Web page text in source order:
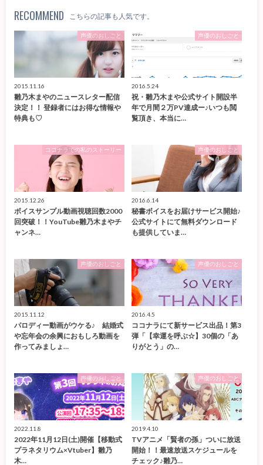
RECOMMEND こちらの記事も人気です。
声優のおしごと
2015.11.16
雛乃木まやのニュースレター配信
決定！！ 登録者にはお得な情報や
特典も♡
声優のおしごと
2016.5.24
祝・雛乃木まや公式サイト開設半
年で月間２万PV達成ー♪いつも閲
覧頂き、本当に…
ココナラでの私のストーリー
2015.12.26
ボイスサンプル動画視聴回数2000
回突破！！YouTube雛乃木まやチ
ャンネ…
声優のおしごと
2016.6.14
秘書ボイスをお届けサービス開始♪
公式サイトにて無料ダウンロード
も提供していま…
声優のおしごと
2015.11.12
パロディー動画がウケる♪ 結婚式
や忘年会の余興におもしろ動画を
作ってみましょ…
声優のおしごと
2016.4.5
ココナラにて新サービス出品！第3
弾「【幸運を呼ぶ☆】30個の「あ
りがとう」の…
声優のおしごと
2022.11.8
2022年11月12日(土)開催【移動式
プラネタリウム×Vtuber】雛乃
木…
声優のおしごと
2019.4.10
TVアニメ「賢者の孫」ついに放送
開始！！最速放送スケジュールを
チェック♪雛乃…